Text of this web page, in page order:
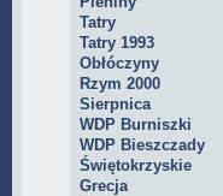
Tatry
Tatry 1993
Obłóczyny
Rzym 2000
Sierpnica
WDP Burniszki
WDP Bieszczady
Świętokrzyskie
Grecja